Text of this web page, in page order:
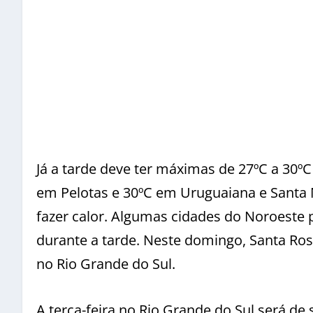
Já a tarde deve ter máximas de 27ºC a
em Pelotas e 30ºC em Uruguaiana e
fazer calor. Algumas cidades do Noroeste
durante a tarde. Neste domingo, Santa
no Rio Grande do Sul.